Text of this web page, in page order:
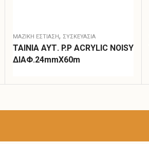
ΜΑΖΙΚΗ ΕΣΤΙΑΣΗ, ΣΥΣΚΕΥΑΣΊΑ
ΤΑΙΝΙΑ ΑΥΤ. P.P ACRYLIC NOISY
ΔΙΑΦ.24mmX60m